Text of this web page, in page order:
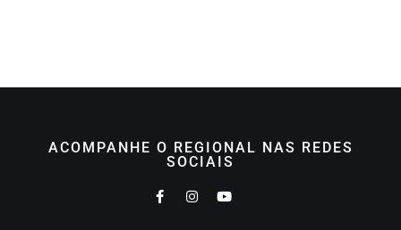
ACOMPANHE O REGIONAL NAS REDES
SOCIAIS